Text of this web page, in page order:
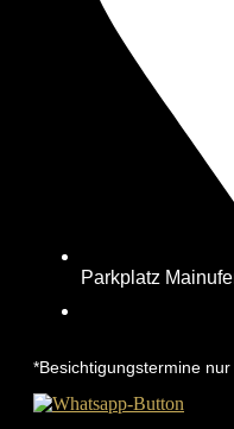
Parkplatz
*Besichtigungstermine